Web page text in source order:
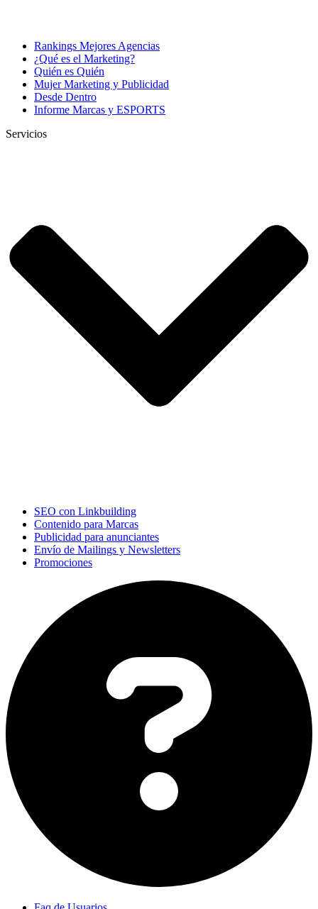
Rankings Mejores Agencias
¿Qué es el Marketing?
Quién es Quién
Mujer Marketing y Publicidad
Desde Dentro
Informe Marcas y ESPORTS
Servicios
SEO con Linkbuilding
Contenido para Marcas
Publicidad para anunciantes
Envío de Mailings y Newsletters
Promociones